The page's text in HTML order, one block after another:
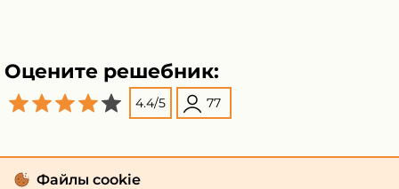
Оцените решебник:
4.4/5 77
Файлы cookie